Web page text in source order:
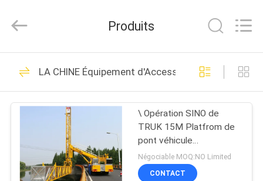
MAISON
PRODUITS
SUJET
SPECIAL
PURPOSE
All
Reserved.
unité mobile
d'inspection de pont
20
Produits
LA CHINE Équipement d'Access de pont
\ Opération SINO de
TRUK 15M Platfrom de
pont véhicule
d'inspection et facile
d'accès faciles
Négociable MOQ:NO Limited
CONTACT